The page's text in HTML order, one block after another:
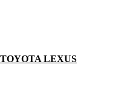
TOYOTA LEXUS